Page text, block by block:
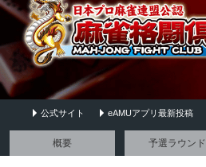
公式サイト eAMUアプリ最新投稿
概要 予選ラウンド